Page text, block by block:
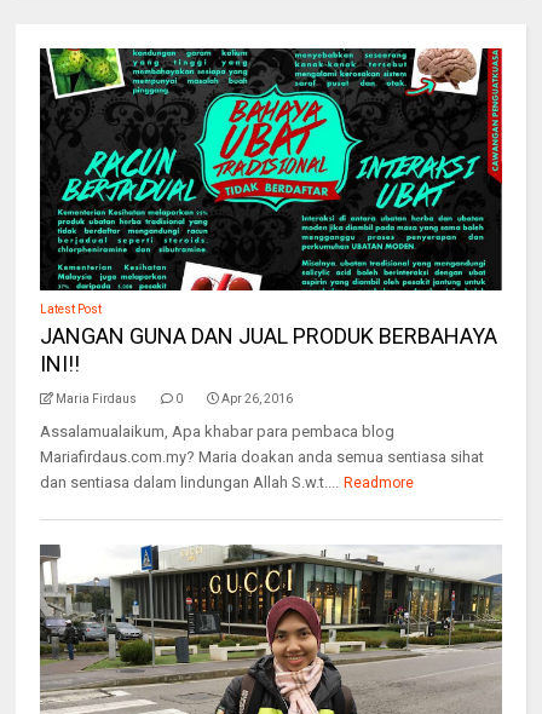
Latest Post
JANGAN GUNA DAN JUAL PRODUK BERBAHAYA
INI!!
Maria Firdaus 0 Apr 26, 2016
Assalamualaikum, Apa khabar para pembaca blog
Mariafirdaus.com.my? Maria doakan anda semua sentiasa sihat
dan sentiasa dalam lindungan Allah S.w.t....
Readmore